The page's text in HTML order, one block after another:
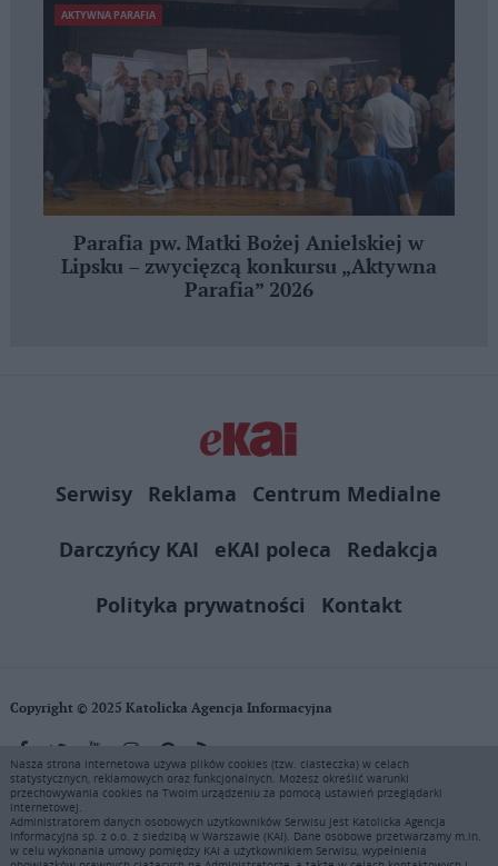
AKTYWNA PARAFIA
Parafia pw. Matki Bożej Anielskiej w
Lipsku – zwycięzcą konkursu „Aktywna
Parafia” 2026
Serwisy Reklama
Centrum Medialne
Darczyńcy KAI
eKAI poleca
Redakcja
Polityka prywatności
Kontakt
Copyright © 2025 Katolicka Agencja Informacyjna
KAI zastrzega wszelkie prawa do serwisu. Użytkownicy mogą pobierać
i drukować fragmenty zawartości serwisu internetowego www.ekai.pl
wyłącznie do użytku osobistego. Publikacja, rozpowszechnianie
zawartości niniejszego serwisu lub jej sprzedaż (także framing i in.
Nasza strona internetowa używa plików cookies (tzw. ciasteczka) w celach
statystycznych, reklamowych oraz funkcjonalnych. Możesz określić warunki
przechowywania cookies na Twoim urządzeniu za pomocą ustawień przeglądarki
internetowej.
Administratorem danych osobowych użytkowników Serwisu jest Katolicka Agencja
Informacyjna sp. z o.o. z siedzibą w Warszawie (KAI). Dane osobowe przetwarzamy m.in.
w celu wykonania umowy pomiędzy KAI a użytkownikiem Serwisu, wypełnienia